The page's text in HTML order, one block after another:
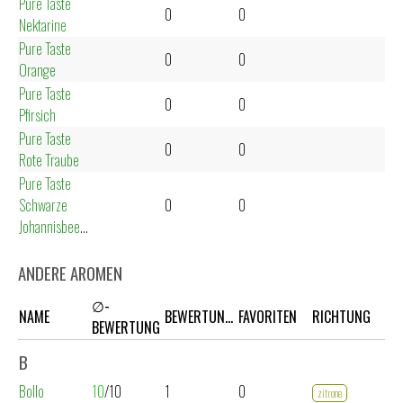
Nektarine
0
0
Pure Taste
Orange
0
0
Pure Taste
Pfirsich
0
0
Pure Taste
Rote Traube
0
0
Pure Taste
Schwarze
Johannisbeere
0 0
ANDERE AROMEN
NAME
∅-
BEWERTUNG
BEWERTUNGEN FAVORITEN RICHTUNG
B
Bollo 10/10 1 0 zitrone